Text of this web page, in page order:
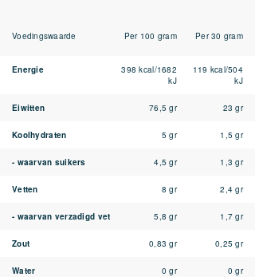
Voedingswaarde Per 100 gram Per 30 gram
Energie
398 kcal/1682
kJ
119 kcal/504
kJ
Eiwitten 76,5 gr 23 gr
Koolhydraten 5 gr 1,5 gr
- waarvan suikers 4,5 gr 1,3 gr
Vetten 8 gr 2,4 gr
- waarvan verzadigd vet 5,8 gr 1,7 gr
Zout 0,83 gr 0,25 gr
Water 0 gr 0 gr